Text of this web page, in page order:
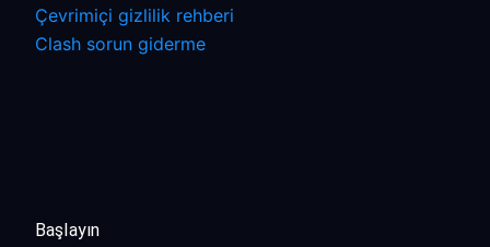
Çevrimiçi gizlilik rehberi
Clash sorun giderme
Başlayın